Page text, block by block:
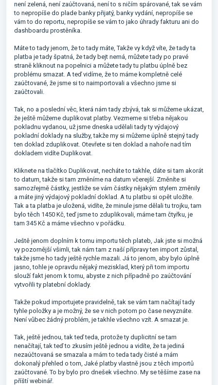
není zelená, není zaúčtovaná, není to s ničím spárované, tak se vám
to nepropíše do plade banky přijatý, banky vydání, nepropíše se
vám to do reportu, nepropíše se vám to jako úhrady fakturu ani do
dashboardu prostěníka.
Máte to tady jenom, že to tady máte, Takže vy když víte, že tady ta
platba je tady špatná, že tady bejt nemá, můžete tady po pravé
straně kliknout na popelnici a můžete tady tu platbu úplně bez
problému smazat. A teď vidíme, že to máme kompletně celé
zaúčtované, že jsme si to naimportovali a všechno jsme si
zaúčtovali.
Tak, no a poslední věc, která nám tady zbývá, tak si můžeme ukázat,
že ještě můžeme duplikovat platby. Vezmeme si třeba nějakou
pokladnu vydanou, už jsme dneska udělali tady ty výdajový
pokladní doklady na služby, takže my si můžeme úplně stejný tady
ten doklad zduplikovat. Otevřete si ten doklad a nahoře nad tím
dokladem vidíte Duplikovat.
Kliknete na tlačítko Duplikovat, necháte to takhle, dáte si tam akorát
to datum, takže si tam změníme na datum včerejší. Změníte si
samozřejmě částky, jestliže se vám částky nějakým stylem změnily
a máte jiný výdajový pokladní doklad. A tu platbu si opět uložíte.
Tak a ta platba je uložená, vidíte, že minule jsme dělali tu trojku, tam
bylo těch 1450 Kč, teď jsme to zduplikovali, máme tam čtyřku, je
tam 345 Kč a máme všechno v pořádku.
Ještě jenom doplním k tomu importu těch plateb, Jak jste si možná
vy pozornější všimli, tak nám tam z naší přípravy ten import zůstal,
takže jsme ho tady ještě rychle mazali. Já to jenom, aby bylo úplně
jasno, tohle je opravdu nějaký mezisklad, který při tom importu
slouží fakt jenom k tomu, abyste z nich případně po zaúčtování
vytvořili ty platební doklady.
Takže pokud importujete pravidelně, tak se vám tam načítají tady
tyhle položky a je možný, že se v nich potom po čase nevyznáte.
Není vůbec žádný problém, je takhle všechno vzít. A smazat je.
Tak, ještě jednou, tak teď teda, protože ty duplicitní se tam
nenačítají, tak teď to zkusím ještě jednou a vidíte, že ta jediná
nezaúčtovaná se smazala a mám to teda tady čisté a mám
dokonalý přehled o tom, Jaké platby vlastně jsou z těch importů
zaúčtované. To by bylo pro dnešek všechno. My se těšíme zase na
příští webinář.